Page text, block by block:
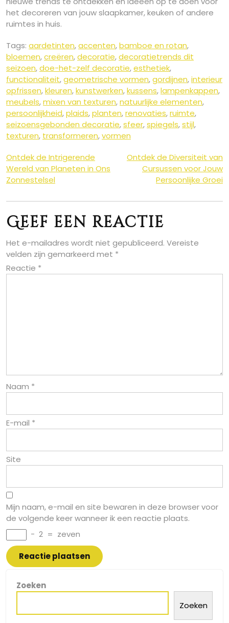
het decoreren van jouw slaapkamer, keuken of andere
ruimtes in huis.
Tags: aardetinten,accenten,bamboe en rotan,
bloemen,creëren,decoratie,decoratietrends dit
seizoen,doe-het-zelf decoratie,esthetiek,
functionaliteit,geometrische vormen,gordijnen,interieur
opfrissen,kleuren,kunstwerken,kussens,lampenkappen,
meubels,mixen van texturen,natuurlijke elementen,
persoonlijkheid,plaids,planten,renovaties,ruimte,
seizoensgebonden decoratie,sfeer,spiegels,stijl,
texturen, transformeren,vormen
Berichtnavigatie
Ontdek de Intrigerende
Wereld van Planeten in Ons
Zonnestelsel
Ontdek de Diversiteit van
Cursussen voor Jouw
Persoonlijke Groei
Geef een reactie
Het e-mailadres wordt niet gepubliceerd. Vereiste
velden zijn gemarkeerd met *
Reactie *
Naam *
E-mail *
Site
Mijn naam, e-mail en site bewaren in deze browser voor
de volgende keer wanneer ik een reactie plaats.
− 2 = zeven
Zoeken
Zoeken